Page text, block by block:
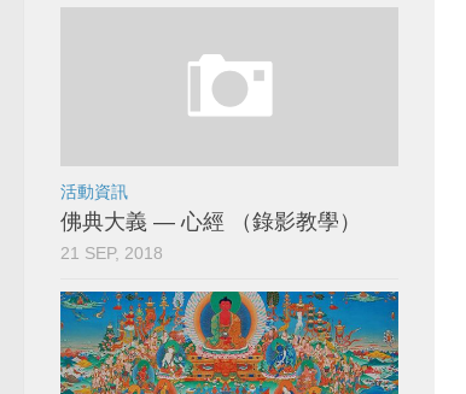
活動資訊
佛典大義 — 心經 （錄影教學）
21 SEP, 2018